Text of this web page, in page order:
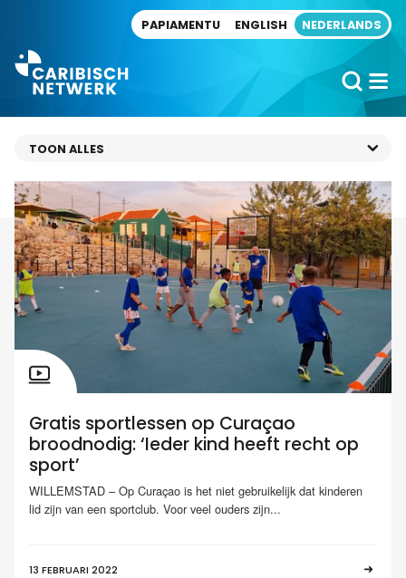
PAPIAMENTU ENGLISH NEDERLANDS
Gratis sportlessen op Curaçao
broodnodig: ‘Ieder kind heeft recht op
sport’
WILLEMSTAD – Op Curaçao is het niet gebruikelijk dat kinderen
lid zijn van een sportclub. Voor veel ouders zijn...
13 FEBRUARI 2022